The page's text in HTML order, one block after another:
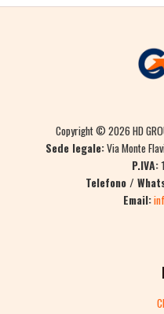
Copyright © 2026 HD
Sede legale:Via Monte
P.IVA:
Telefono /
Email: